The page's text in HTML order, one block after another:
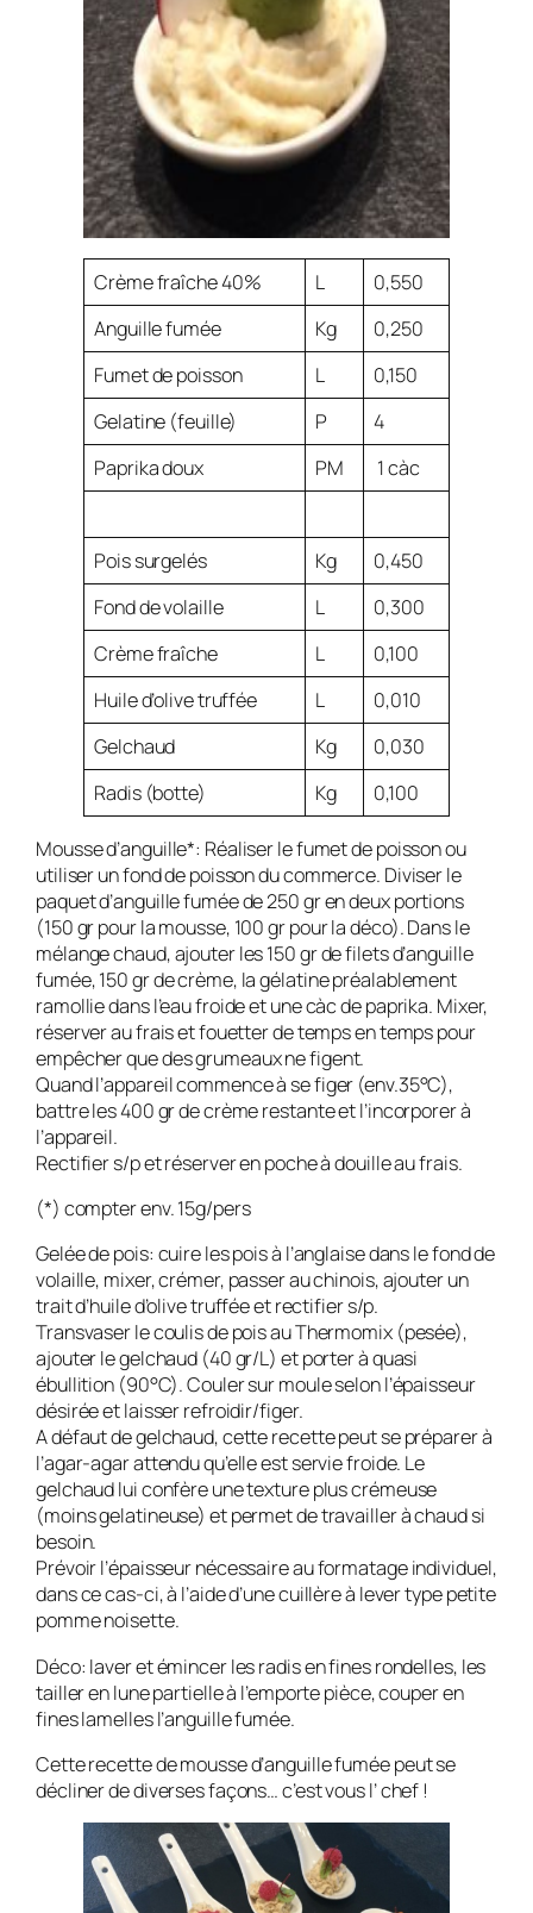
Crème fraîche 40% L
0,550
Anguille fumée
Kg
0,250
Fumet de poisson
L
0,150
Gelatine (feuille)
P
4
Paprika doux
PM 1 càc
Pois surgelés Kg
0,450
Fond de volaille
L
0,300
Crème fraîche
L
0,100
Huile d’olive truffée
L
0,010
Gelchaud
Kg
0,030
Radis (botte)
Kg 0,100
Mousse d’anguille*: Réaliser le fumet de poisson ou
utiliser un fond de poisson du commerce. Diviser le
paquet d’anguille fumée de 250 gr en deux portions
(150 gr pour la mousse, 100 gr pour la déco). Dans le
mélange chaud, ajouter les 150 gr de filets d’anguille
fumée, 150 gr de crème, la gélatine préalablement
ramollie dans l’eau froide et une càc de paprika. Mixer,
réserver au frais et fouetter de temps en temps pour
empêcher que des grumeaux ne figent.
Quand l’appareil commence à se figer (env.35°C),
battre les 400 gr de crème restante et l’incorporer à
l’appareil.
Rectifier s/p et réserver en poche à douille au frais.
(*) compter env. 15g/pers
Gelée de pois: cuire les pois à l’anglaise dans le fond de
volaille, mixer, crémer, passer au chinois, ajouter un
trait d’huile d’olive truffée et rectifier s/p.
Transvaser le coulis de pois au Thermomix (pesée),
ajouter le gelchaud (40 gr/L) et porter à quasi
ébullition (90°C). Couler sur moule selon l’épaisseur
désirée et laisser refroidir/figer.
A défaut de gelchaud, cette recette peut se préparer à
l’agar-agar attendu qu’elle est servie froide. Le
gelchaud lui confère une texture plus crémeuse
(moins gelatineuse) et permet de travailler à chaud si
besoin.
Prévoir l’épaisseur nécessaire au formatage individuel,
dans ce cas-ci, à l’aide d’une cuillère à lever type petite
pomme noisette.
Déco: laver et émincer les radis en fines rondelles, les
tailler en lune partielle à l’emporte pièce, couper en
fines lamelles l’anguille fumée.
Cette recette de mousse d’anguille fumée peut se
décliner de diverses façons… c’est vous l’ chef !